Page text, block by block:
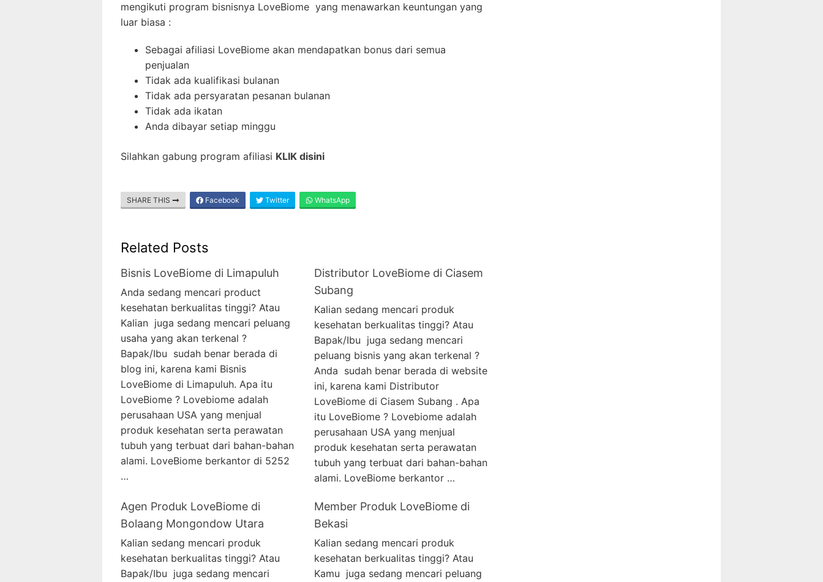
mengikuti program bisnisnya LoveBiome yang menawarkan keuntungan yang
luar biasa :
Sebagai afiliasi LoveBiome akan mendapatkan bonus dari semua
penjualan
Tidak ada kualifikasi bulanan
Tidak ada persyaratan pesanan bulanan
Tidak ada ikatan
Anda dibayar setiap minggu
Silahkan gabung program afiliasi KLIK disini
SHARE THIS Facebook Twitter WhatsApp
Related Posts
Bisnis LoveBiome di Limapuluh
Anda sedang mencari product
kesehatan berkualitas tinggi? Atau
Kalian juga sedang mencari peluang
usaha yang akan terkenal ?
Bapak/Ibu sudah benar berada di
blog ini, karena kami Bisnis
LoveBiome di Limapuluh. Apa itu
LoveBiome ? Lovebiome adalah
perusahaan USA yang menjual
produk kesehatan serta perawatan
tubuh yang terbuat dari bahan-bahan
alami. LoveBiome berkantor di 5252
…
Distributor LoveBiome di Ciasem
Subang
Kalian sedang mencari produk
kesehatan berkualitas tinggi? Atau
Bapak/Ibu juga sedang mencari
peluang bisnis yang akan terkenal ?
Anda sudah benar berada di website
ini, karena kami Distributor
LoveBiome di Ciasem Subang . Apa
itu LoveBiome ? Lovebiome adalah
perusahaan USA yang menjual
produk kesehatan serta perawatan
tubuh yang terbuat dari bahan-bahan
alami. LoveBiome berkantor …
Agen Produk LoveBiome di
Bolaang Mongondow Utara
Kalian sedang mencari produk
kesehatan berkualitas tinggi? Atau
Bapak/Ibu juga sedang mencari
Member Produk LoveBiome di
Bekasi
Kalian sedang mencari produk
kesehatan berkualitas tinggi? Atau
Kamu juga sedang mencari peluang